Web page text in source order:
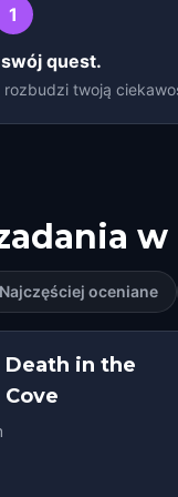
1
quest.
twoją
w
Najczęściej oceniane
in the